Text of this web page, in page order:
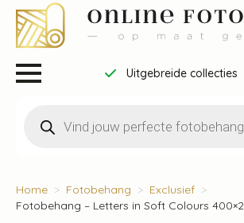
Uitgebreide collecties
zoeken
Home Fotobehang
Exclusief
Fotobehang – Letters in Soft Colours